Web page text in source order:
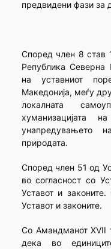
предвидени фази за
Според член 8 став
Република Северна
на уставниот
Македонија, меѓу
локалната
хуманизацијата
унапредувањето
природата.
Според член 51 од
во согласност со
Уставот и
Уставот и законите.
Со Амандманот XVII
дека во